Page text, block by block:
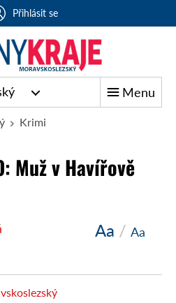
Přihlásit se
Menu
Krimi
Muž v Havířově
Aa / Aa